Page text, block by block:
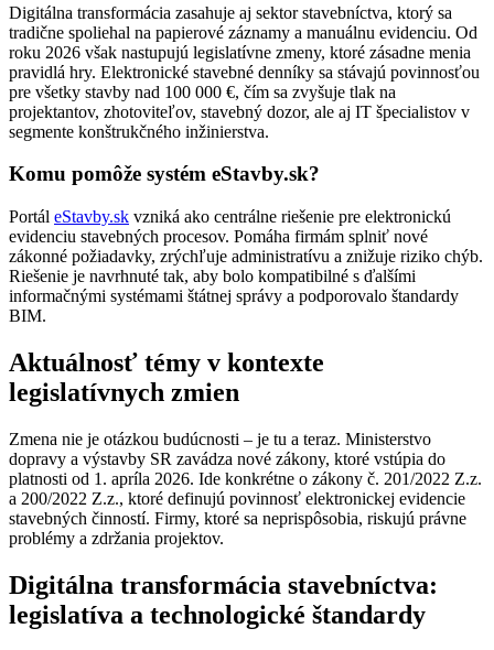
Digitálna transformácia zasahuje aj sektor stavebníctva, ktorý sa
tradične spoliehal na papierové záznamy a manuálnu evidenciu. Od
roku 2026 však nastupujú legislatívne zmeny, ktoré zásadne menia
pravidlá hry. Elektronické stavebné denníky sa stávajú povinnosťou
pre všetky stavby nad 100 000 €, čím sa zvyšuje tlak na
projektantov, zhotoviteľov, stavebný dozor, ale aj IT špecialistov v
segmente konštrukčného inžinierstva.
Komu pomôže systém eStavby.sk?
Portál eStavby.sk vzniká ako centrálne riešenie pre elektronickú
evidenciu stavebných procesov. Pomáha firmám splniť nové
zákonné požiadavky, zrýchľuje administratívu a znižuje riziko chýb.
Riešenie je navrhnuté tak, aby bolo kompatibilné s ďalšími
informačnými systémami štátnej správy a podporovalo štandardy
BIM.
Aktuálnosť témy v kontexte
legislatívnych zmien
Zmena nie je otázkou budúcnosti – je tu a teraz. Ministerstvo
dopravy a výstavby SR zavádza nové zákony, ktoré vstúpia do
platnosti od 1. apríla 2026. Ide konkrétne o zákony č. 201/2022 Z.z.
a 200/2022 Z.z., ktoré definujú povinnosť elektronickej evidencie
stavebných činností. Firmy, ktoré sa neprispôsobia, riskujú právne
problémy a zdržania projektov.
Digitálna transformácia stavebníctva:
legislatíva a technologické štandardy